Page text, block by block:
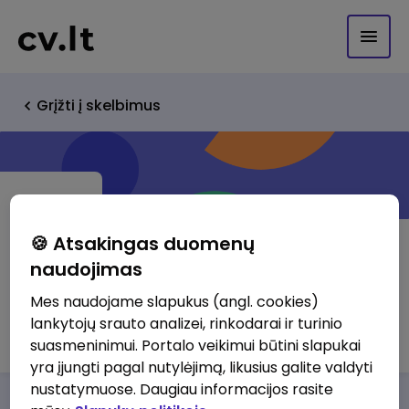
Grįžti į skelbimus
Sermeta UAB
http://www.sermeta.net
🍪 Atsakingas duomenų
naudojimas
Mes naudojame slapukus (angl. cookies)
lankytojų srauto analizei, rinkodarai ir turinio
suasmeninimui. Portalo veikimui būtini slapukai
yra įjungti pagal nutylėjimą, likusius galite valdyti
nustatymuose. Daugiau informacijos rasite